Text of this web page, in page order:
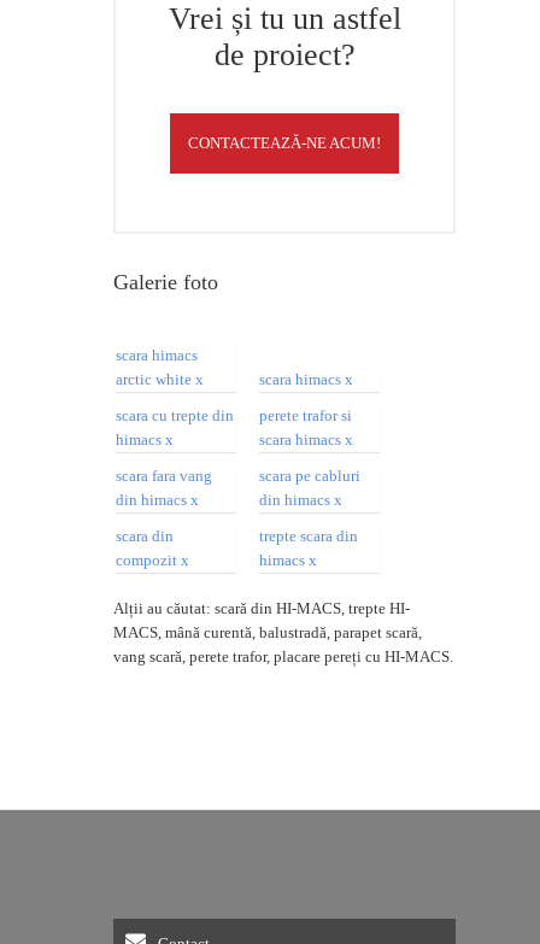
Vrei și tu un astfel
de proiect?
CONTACTEAZĂ-NE ACUM!
Galerie foto
Alții au căutat: scară din HI-MACS, trepte HI-
MACS, mână curentă, balustradă, parapet scară,
vang scară, perete trafor, placare pereți cu HI-MACS.